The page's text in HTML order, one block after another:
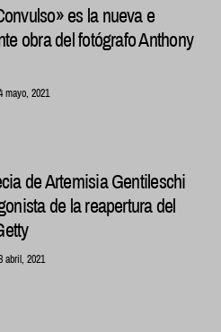
es la nueva e
obra del fotógrafo Anthony
mayo, 2021
de Artemisia Gentileschi
de la reapertura del
abril, 2021